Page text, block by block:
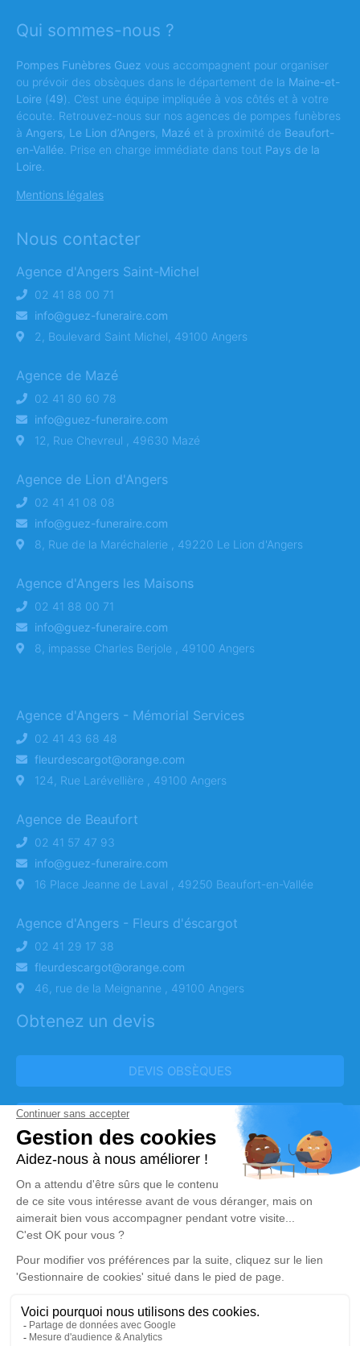
Qui sommes-nous ?
Pompes Funèbres Guez vous accompagnent pour organiser
ou prévoir des obsèques dans le département de la Maine-et-
Loire (49). C’est une équipe impliquée à vos côtés et à votre
écoute. Retrouvez-nous sur nos agences de pompes funèbres
à Angers Le Lion d’Angers Mazé et à proximité de Beaufort-
en-Vallée . Prise en charge immédiate dans tout Pays de la
Loire
Mentions légales
Nous contacter
Agence d'Angers Saint-Michel
02 41 88 00 71
info@guez-funeraire.com
2, Boulevard Saint Michel, 49100 Angers
Agence de Mazé
02 41 80 60 78
info@guez-funeraire.com
12, Rue Chevreul , 49630 Mazé
Agence de Lion d'Angers
02 41 41 08 08
info@guez-funeraire.com
8, Rue de la Maréchalerie , 49220 Le Lion d'Angers
Agence d'Angers les Maisons
02 41 88 00 71
info@guez-funeraire.com
8, impasse Charles Berjole , 49100 Angers
Agence d'Angers - Mémorial Services
02 41 43 68 48
fleurdescargot@orange.com
124, Rue Larévellière , 49100 Angers
Agence de Beaufort
02 41 57 47 93
info@guez-funeraire.com
16 Place Jeanne de Laval , 49250 Beaufort-en-Vallée
Agence d'Angers - Fleurs d'éscargot
02 41 29 17 38
fleurdescargot@orange.com
46, rue de la Meignanne , 49100 Angers
Obtenez un devis
DEVIS OBSÈQUES
DEVIS PRÉVOYANCE
DEVIS MARBRERIE